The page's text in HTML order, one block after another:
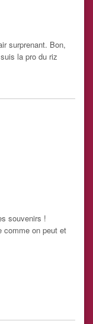
surprenant. Bon,
la pro du riz
souvenirs !
comme on peut et